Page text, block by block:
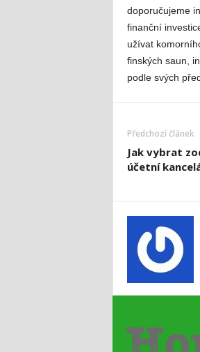
doporučujeme
finanční
užívat
finských saun,
podle svých
Předchozí článek
Jak vybrat
účetní